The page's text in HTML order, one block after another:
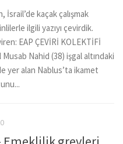
İsrail’de kaçak çalışmak
ilgili yazıyı çevirdik.
EAP ÇEVİRİ KOLEKTİFİ
Nahid (38) işgal altındaki
yer alan Nablus’ta ikamet